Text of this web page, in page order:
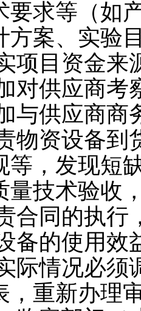
要求等（如
方案、实验
项目资金来
对供应商考
与供应商商
物资设备到
等，发现短
量技术验收
合同的执行
备的使用效
际情况必须
，重新办理